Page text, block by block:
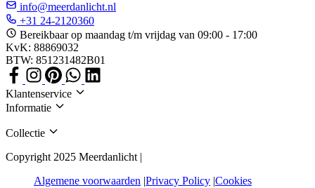
info@meerdanlicht.nl
+31 24-2120360
Bereikbaar op maandag t/m vrijdag van 09:00 - 17:00
KvK: 88869032
BTW: 851231482B01
Klantenservice
Informatie
Collectie
Copyright 2025 Meerdanlicht |
Algemene voorwaarden Privacy Policy Cookies